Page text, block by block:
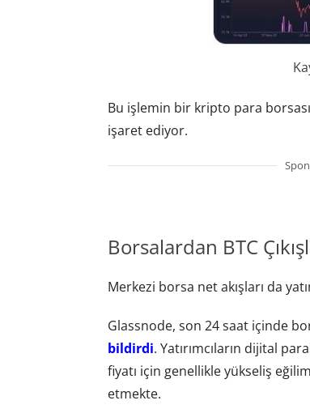
Bu işlemin bir kripto para
işaret ediyor.
Borsalardan BTC
Merkezi borsa net akışları da
Glassnode, son 24 saat içinde
bildirdi. Yatırımcıların dijital
fiyatı için genellikle yükseliş
etmekte.